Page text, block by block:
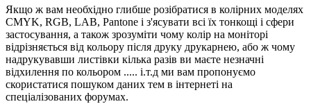
Якщо ж вам необхідно глибше розібратися в колірних моделях
CMYK, RGB, LAB, Pantone і з'ясувати всі їх тонкощі і сфери
застосування, а також зрозуміти чому колір на моніторі
відрізняється від кольору після друку друкарнею, або ж чому
надрукувавши листівки кілька разів ви маєте незначні
відхилення по кольором ..... і.т.д ми вам пропонуємо
скористатися пошуком даних тем в інтернеті на
спеціалізованих форумах.